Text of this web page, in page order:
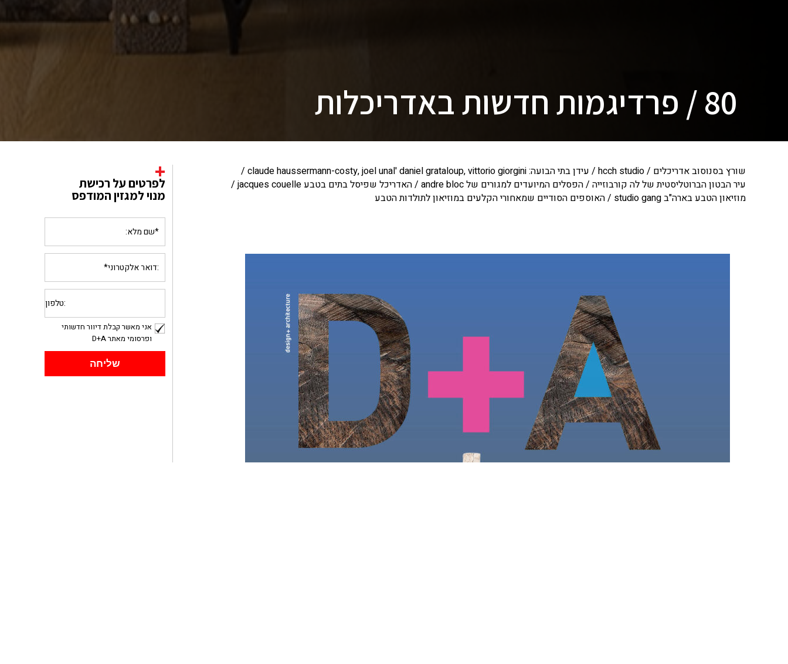
80 / פרדיגמות חדשות באדריכלות
שורץ בסנוסוב אדריכלים / hcch studio / עידן בתי הבועה: claude haussermann-costy, joel unal' daniel grataloup, vittorio giorgini /
עיר הבטון הברוטליסטית של לה קורבוזייה / הפסלים המיועדים למגורים של andre bloc / האדריכל שפיסל בתים בטבע jacques couelle /
מוזיאון הטבע בארה"ב studio gang / האוספים הסודיים שמאחורי הקלעים במוזיאון לתולדות הטבע
לפרטים על רכישת
מנוי למגזין המודפס
אני מאשר קבלת דיוור חדשותי
ופרסומי מאתר D+A